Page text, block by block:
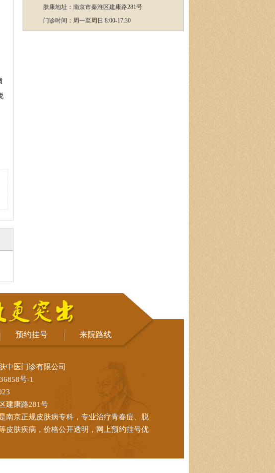
肤康地址：南京市秦淮区建康路281号
门诊时间：周一至周日 8:00-17:30
预约挂号 来院路线
中医门诊有限公司
号-1
建康路281号
南京正规皮肤病专科，专业治疗青春痘、脱
皮肤疾病，价格公开透明，网上预约挂号优